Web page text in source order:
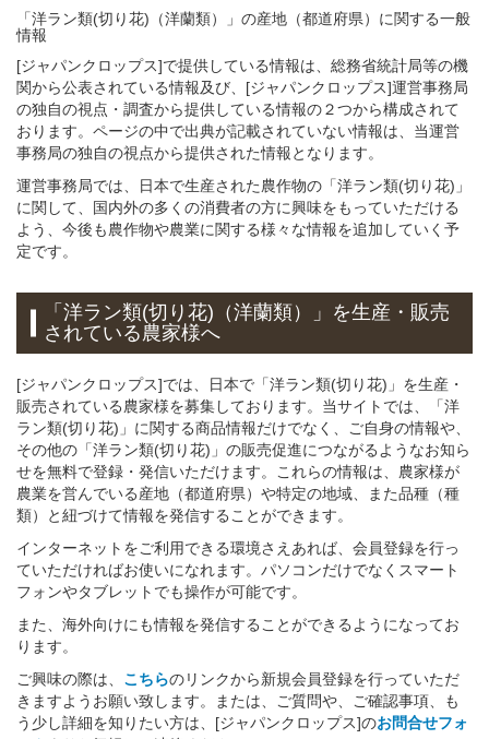
「洋ラン類(切り花)（洋蘭類）」 の産地（都道府県）に関する一般
情報
[ジャパンクロップス]で提供している情報は、総務省統計局等の機
関から公表されている情報及び、[ジャパンクロップス]運営事務局
の独自の視点・調査から提供している情報の２つから構成されて
おります。ページの中で出典が記載されていない情報は、当運営
事務局の独自の視点から提供された情報となります。
運営事務局では、日本で生産された農作物の「洋ラン類(切り花)」
に関して、国内外の多くの消費者の方に興味をもっていただける
よう、今後も農作物や農業に関する様々な情報を追加していく予
定です。
「洋ラン類(切り花)（洋蘭類）」を生産・販売
されている農家様へ
[ジャパンクロップス]では、日本で「洋ラン類(切り花)」を生産・
販売されている農家様を募集しております。当サイトでは、「洋
ラン類(切り花)」に関する商品情報だけでなく、ご自身の情報や、
その他の「洋ラン類(切り花)」の販売促進につながるようなお知ら
せを無料で登録・発信いただけます。これらの情報は、農家様が
農業を営んでいる産地（都道府県）や特定の地域、また品種（種
類）と紐づけて情報を発信することができます。
インターネットをご利用できる環境さえあれば、会員登録を行っ
ていただければお使いになれます。パソコンだけでなくスマート
フォンやタブレットでも操作が可能です。
また、海外向けにも情報を発信することができるようになってお
ります。
ご興味の際は、 こちらのリンクから新規会員登録を行っていただ
きますようお願い致します。または、ご質問や、ご確認事項、も
う少し詳細を知りたい方は、[ジャパンクロップス]のお問合せフォ